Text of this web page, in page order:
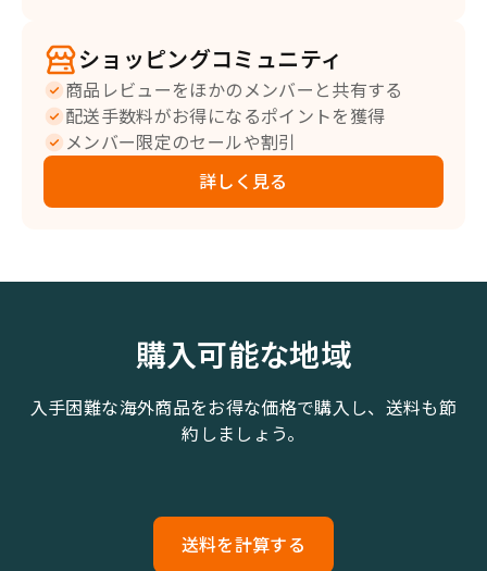
ショッピングコミュニティ
商品レビューをほかのメンバーと共有する
配送手数料がお得になるポイントを獲得
メンバー限定のセールや割引
詳しく見る
購入可能な地域
入手困難な海外商品をお得な価格で購入し、送料も節
約しましょう。
送料を計算する